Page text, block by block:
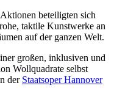
beteiligten sich
taktile Kunstwerke an
auf der ganzen Welt.
großen, inklusiven und
Wollquadrate selbst
der Staatsoper Hannover